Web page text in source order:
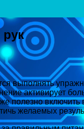
выполнять
активирует
полезно включить
желаемых